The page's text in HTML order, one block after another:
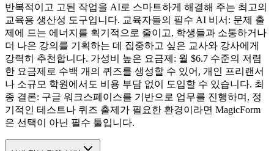
반복적이고 고된 작업을 AI로 스마트하게 해결해 주는 최고의
교육용 생산성 도구입니다. 교육자들의 필수 AI 비서: 문제 출
제에 드는 에너지를 획기적으로 줄이고, 학생들과 소통하거나
더 나은 강의를 기획하는 데 집중하고 싶은 교사와 강사에게
강력히 추천합니다. 가성비 높은 요금제: 월 $6.7 수준의 저렴
한 요금제로 수백 개의 퀴즈를 생성할 수 있어, 개인 프리랜서
나 소규모 학원에서도 비용 부담 없이 도입할 수 있습니다. 최
종 결론: 구글 워크스페이스를 기반으로 업무를 진행하며, 정
기적인 테스트나 퀴즈 출제가 필요한 환경이라면 MagicForm
은 선택이 아닌 필수 툴입니다.